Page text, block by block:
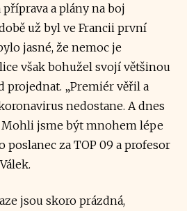
a plány na boj
už byl ve Francii první
jasné, že nemoc je
však bohužel svojí většinou
projednat. „Premiér věřil a
nedostane. A dnes
Mohli jsme být mnohem lépe
poslanec za TOP 09 a profesor
jsou skoro prázdná,